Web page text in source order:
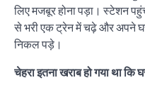
लिए मजबूर होना पड़ा। स्टेशन
से भरी एक ट्रेन में चढ़े और अपने घर
निकल पड़े।
चेहरा इतना खराब हो गया था कि